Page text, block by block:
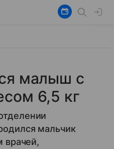
малыш с
6,5 кг
мальчик
врачей,